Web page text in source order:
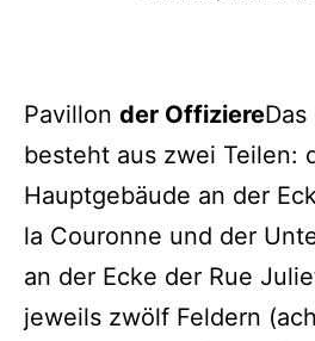
Pavillon der Offiziere
besteht aus zwei Teilen:
Hauptgebäude an der
la Couronne und der
an der Ecke der Rue
jeweils zwölf Feldern